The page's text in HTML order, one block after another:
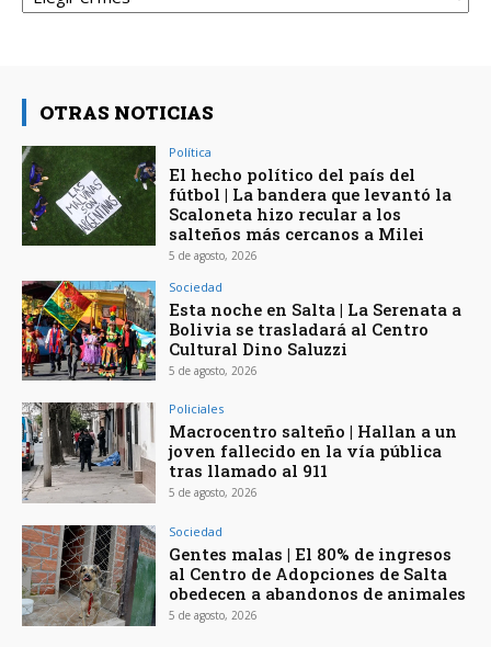
OTRAS NOTICIAS
Política
El hecho político del país del
fútbol | La bandera que levantó la
Scaloneta hizo recular a los
salteños más cercanos a Milei
5 de agosto, 2026
Sociedad
Esta noche en Salta | La Serenata a
Bolivia se trasladará al Centro
Cultural Dino Saluzzi
5 de agosto, 2026
Policiales
Macrocentro salteño | Hallan a un
joven fallecido en la vía pública
tras llamado al 911
5 de agosto, 2026
Sociedad
Gentes malas | El 80% de ingresos
al Centro de Adopciones de Salta
obedecen a abandonos de animales
5 de agosto, 2026